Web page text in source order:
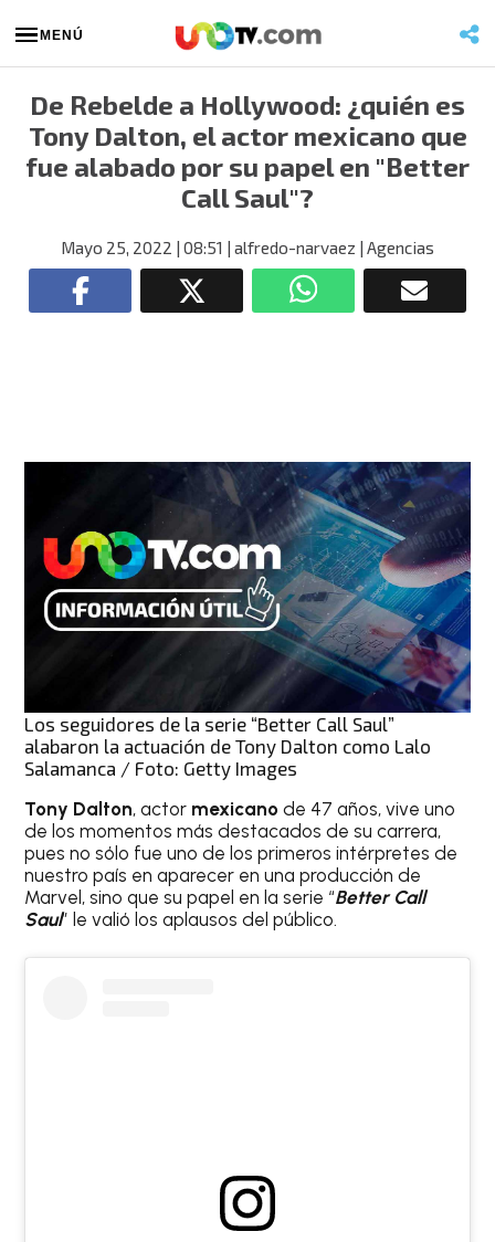
MENÚ
De Rebelde a Hollywood: ¿quién es
Tony Dalton, el actor mexicano que
fue alabado por su papel en "Better
Call Saul"?
Mayo 25, 2022 | 08:51 | alfredo-narvaez | Agencias
Los seguidores de la serie “Better Call Saul”
alabaron la actuación de Tony Dalton como Lalo
Salamanca / Foto: Getty Images
Tony Dalton, actor mexicano de 47 años, vive uno
de los momentos más destacados de su carrera,
pues no sólo fue uno de los primeros intérpretes de
nuestro país en aparecer en una producción de
Marvel, sino que su papel en la serie “Better Call
Saul” le valió los aplausos del público.